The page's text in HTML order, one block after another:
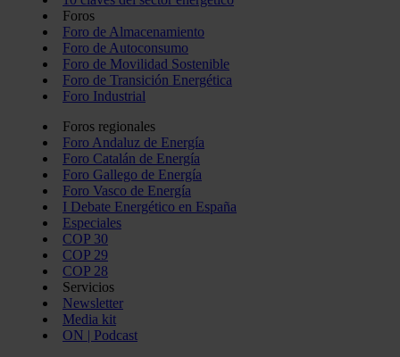
Foros
Foro de Almacenamiento
Foro de Autoconsumo
Foro de Movilidad Sostenible
Foro de Transición Energética
Foro Industrial
Foros regionales
Foro Andaluz de Energía
Foro Catalán de Energía
Foro Gallego de Energía
Foro Vasco de Energía
I Debate Energético en España
Especiales
COP 30
COP 29
COP 28
Servicios
Newsletter
Media kit
ON | Podcast